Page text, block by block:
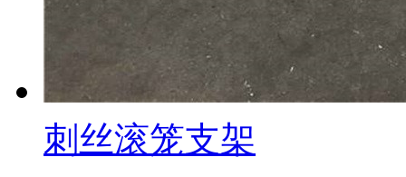
刺丝滚笼支架